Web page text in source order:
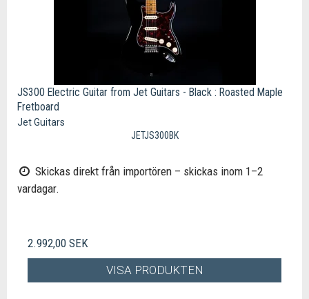
JS300 Electric Guitar from Jet Guitars - Black : Roasted Maple
Fretboard
Jet Guitars
JETJS300BK
Skickas direkt från importören – skickas inom 1–2
vardagar.
2.992,00 SEK
VISA PRODUKTEN